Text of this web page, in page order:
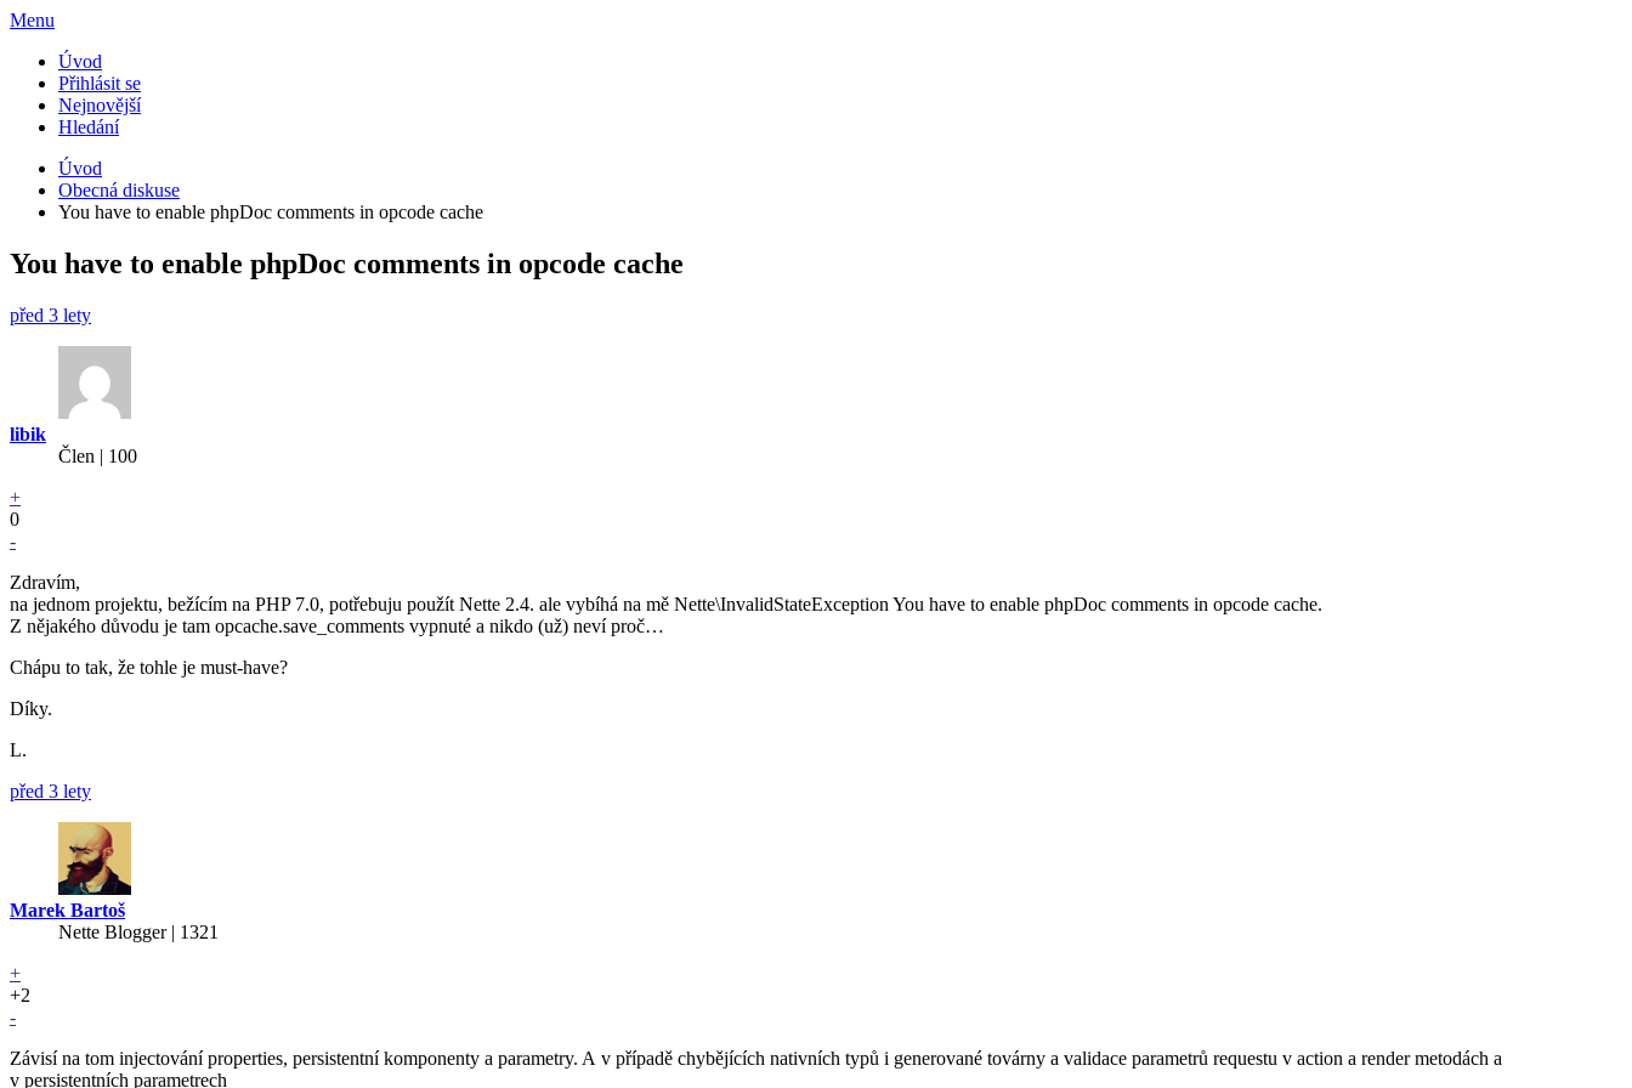
Menu
Úvod
Přihlásit se
Nejnovější
Hledání
Úvod
Obecná diskuse
You have to enable phpDoc comments in opcode cache
You have to enable phpDoc comments in opcode cache
před 3 lety
libik
Člen | 100
+
0
-
Zdravím,
na jednom projektu, bežícím na PHP 7.0, potřebuju použít Nette 2.4. ale vybíhá na mě Nette\InvalidStateException You have to enable phpDoc comments in opcode cache.
Z nějakého důvodu je tam opcache.save_comments vypnuté a nikdo (už) neví proč…
Chápu to tak, že tohle je must-have?
Díky.
L.
před 3 lety
Marek Bartoš
Nette Blogger | 1321
+
+2
-
Závisí na tom injectování properties, persistentní komponenty a parametry. A v případě chybějících nativních typů i generované továrny a validace parametrů requestu v action a render metodách a
v persistentních parametrech